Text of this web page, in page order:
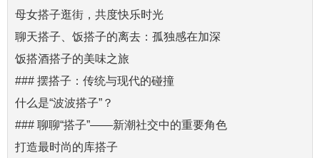
母女搭子逛街，共度快乐时光
聊天搭子、饭搭子的离去：孤独感在加深
饭搭酒搭子的美味之旅
### 摆搭子：传统与现代的碰撞
什么是“波波搭子”？
### 聊聊“搭子”——新潮社交中的重要角色
打造最时尚的库搭子